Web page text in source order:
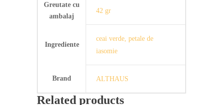
Greutate cu
ambalaj
42 gr
Ingrediente
ceai verde, petale de
iasomie
Brand ALTHAUS
Related products